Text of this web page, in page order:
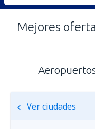
Mejores
Ver ciudades